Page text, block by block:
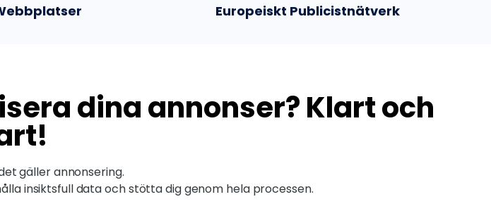
Europeiskt Publicistnätverk
dina annonser? Klart och
gäller annonsering.
insiktsfull data och stötta dig genom hela processen.